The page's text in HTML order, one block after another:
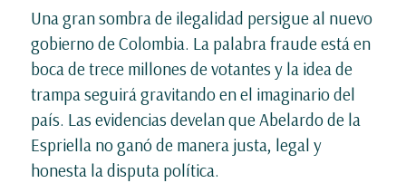
Una gran sombra de ilegalidad persigue al nuevo
gobierno de Colombia. La palabra fraude está en
boca de trece millones de votantes y la idea de
trampa seguirá gravitando en el imaginario del
país. Las evidencias develan que Abelardo de la
Espriella no ganó de manera justa, legal y
honesta la disputa política.